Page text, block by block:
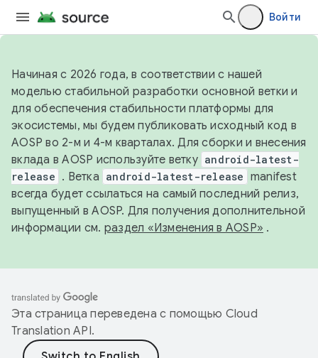
Войти
Начиная с 2026 года, в соответствии с нашей
моделью стабильной разработки основной ветки и
для обеспечения стабильности платформы для
экосистемы, мы будем публиковать исходный код в
AOSP во 2-м и 4-м кварталах. Для сборки и внесения
вклада в AOSP используйте ветку android-latest-
release . Ветка android-latest-release manifest
всегда будет ссылаться на самый последний релиз,
выпущенный в AOSP. Для получения дополнительной
информации см. раздел «Изменения в AOSP» .
Эта страница переведена с помощью Cloud
Translation API.